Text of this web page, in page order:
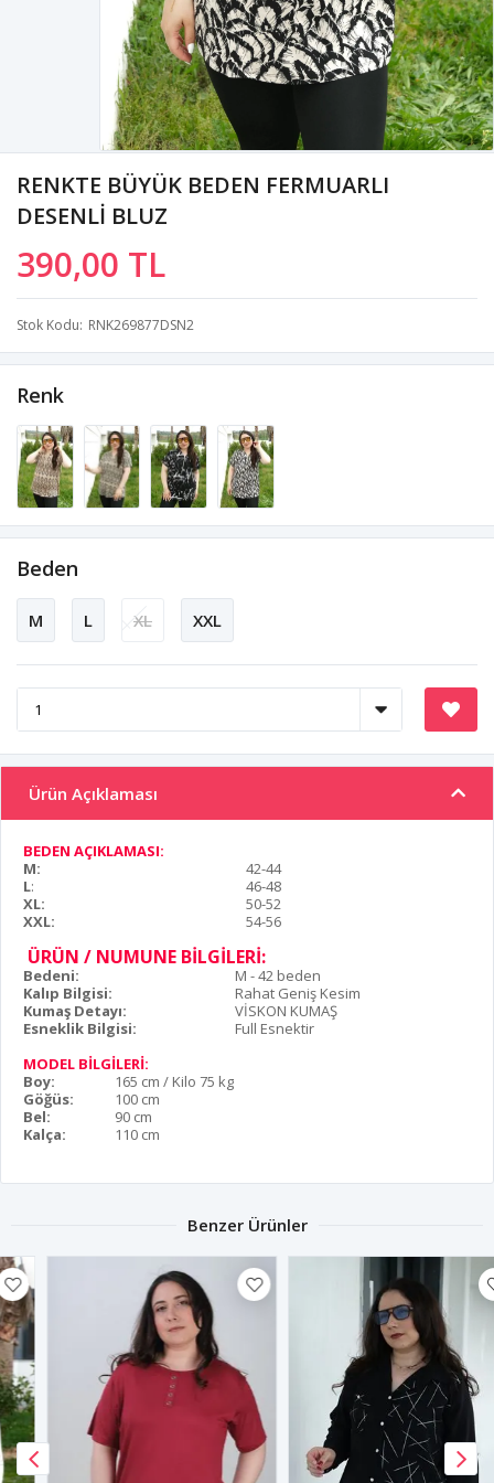
RENKTE BÜYÜK BEDEN FERMUARLI
DESENLİ BLUZ
390,00 TL
Stok Kodu RNK269877DSN2
Renk
Beden
M L XL XXL
Ürün Açıklaması
BEDEN AÇIKLAMASI:
M:
42-44
L:
46-48
XL:
50-52
XXL:
54-56
ÜRÜN / NUMUNE BİLGİLERİ:
Bedeni:
M - 42 beden
Kalıp Bilgisi:
Rahat Geniş Kesim
Kumaş Detayı:
VİSKON KUMAŞ
Esneklik Bilgisi:
Full Esnektir
MODEL BİLGİLERİ:
Boy:
165 cm / Kilo 75 kg
Göğüs:
100 cm
Bel:
90 cm
Kalça:
110 cm
Benzer Ürünler